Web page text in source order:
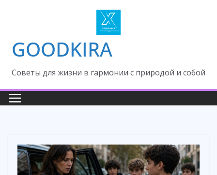
GOODKIRA
Cоветы для жизни в гармонии с природой и собой